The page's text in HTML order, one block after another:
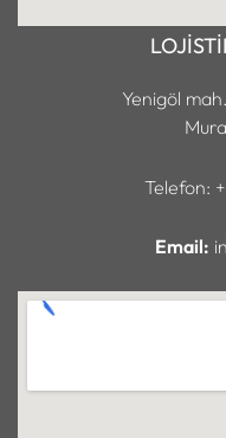
Yenigöl
Telefon:
Email: in